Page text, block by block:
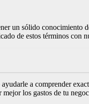
un sólido
de estos términos con
a comprender
los gastos de tu